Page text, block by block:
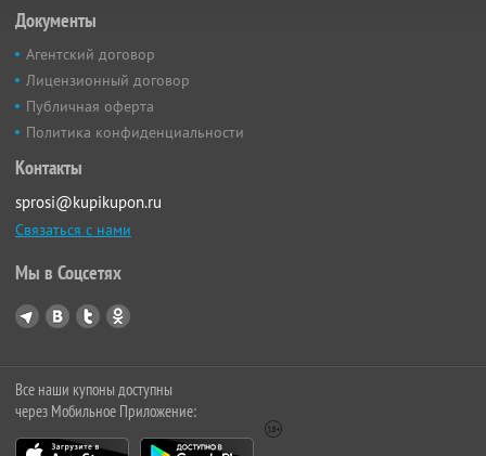
Документы
Агентский договор
Лицензионный договор
Публичная оферта
Политика конфиденциальности
Контакты
sprosi@kupikupon.ru
Связаться с нами
Мы в Соцсетях
Все наши купоны доступны
через Мобильное Приложение: